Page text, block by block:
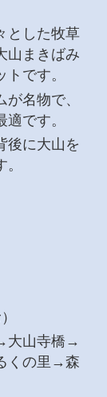
とした牧草
山まきばみ
です。
名物で、
です。
後に大山を
大山寺橋→
くの里→森